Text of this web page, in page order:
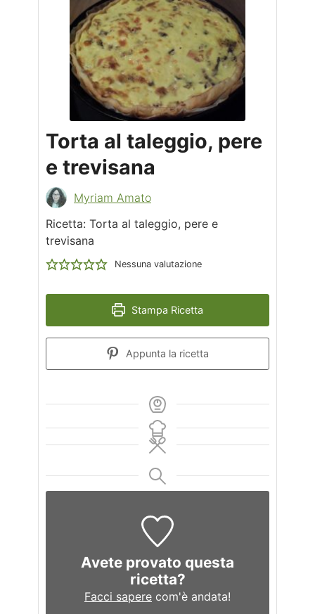
Torta al taleggio, pere
e trevisana
Myriam Amato
Ricetta: Torta al taleggio, pere e
trevisana
Nessuna valutazione
Stampa Ricetta
Appunta la ricetta
Avete provato questa
ricetta?
Facci sapere com'è andata!